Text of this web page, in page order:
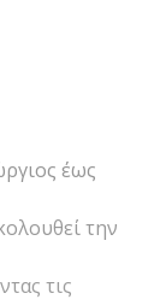
έως
την
τις